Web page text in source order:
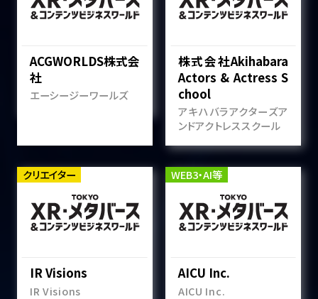
ACGWORLDS株式会
社
エーシージーワールズ
株式会社Akihabara
Actors & Actress S
chool
アキハバラアクターズア
ンドアクトレススクール
クリエイター
IR Visions
IR Visions
WEB3・AI等
AICU Inc.
AICU Inc.